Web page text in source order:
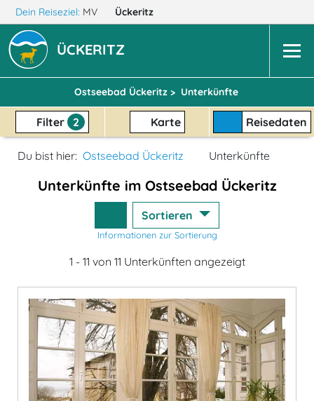
Dein Reiseziel: MV Ückeritz
ÜCKERITZ
Ostseebad Ückeritz > Unterkünfte
Filter 2 Karte Reisedaten
Du bist hier: Ostseebad Ückeritz Unterkünfte
Unterkünfte im Ostseebad Ückeritz
Sortieren
Informationen zur Sortierung
1 - 11 von 11 Unterkünften angezeigt